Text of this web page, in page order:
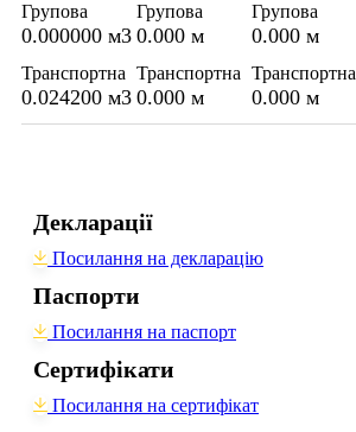
Групова
0.000000 м3
Транспортна
0.024200 м3
Групова
0.000 м
Транспортна
0.000 м
Групова
0.000 м
Транспортна
0.000 м
Декларації
Посилання на декларацію
Паспорти
Посилання на паспорт
Сертифікати
Посилання на сертифікат